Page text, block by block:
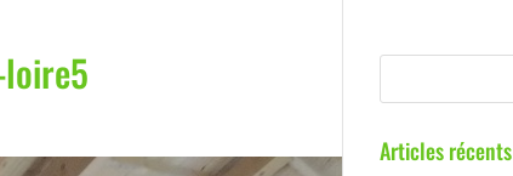
Articles récents